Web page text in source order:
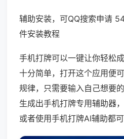
辅助安装，可QQ搜索申请
件安装教程
手机打牌可以一键让你轻松
十分简单，打开这个应用便
规律，只需要输入自己想要
生成出手机打牌专用辅助器
或者使用手机打牌AI辅助都可